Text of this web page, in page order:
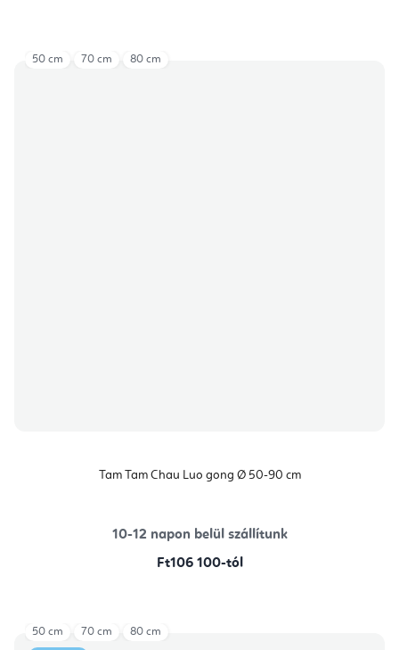
Tam Tam Chau Luo gong Ø 50-90 cm
10-12 napon belül szállítunk
Ft106 100-tól
50 cm 70 cm 80 cm
50 cm 70 cm 80 cm